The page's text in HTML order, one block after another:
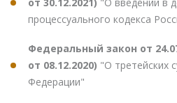
процессуального кодекса
Федеральный закон от
от 08.12.2020) "О третейских
Федерации"